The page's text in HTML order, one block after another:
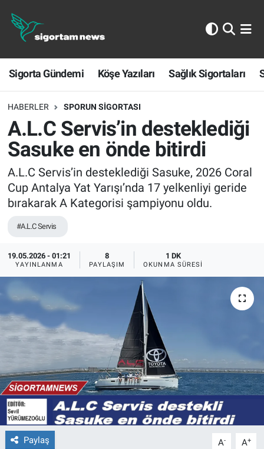
Sigorta Gündemi Köşe Yazıları Sağlık Sigortaları
HABERLER SPORUN SIGORTASI
A.L.C Servis’in desteklediği
Sasuke en önde bitirdi
A.L.C Servis’in desteklediği Sasuke, 2026 Coral
Cup Antalya Yat Yarışı’nda 17 yelkenliyi geride
bırakarak A Kategorisi şampiyonu oldu.
#A.L.C Servis
19.05.2026 - 01:21
YAYINLANMA
8
PAYLAŞIM
1 DK
OKUNMA SÜRESI
Paylaş A- A+
Sigorta Gündemi
Köşe Yazıları
Sağlık Sigortaları
Sporun Sigortası
Ekonomi